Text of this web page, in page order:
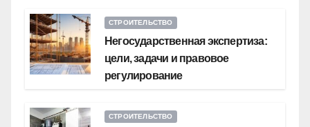
СТРОИТЕЛЬСТВО
Негосударственная экспертиза:
цели, задачи и правовое
регулирование
СТРОИТЕЛЬСТВО